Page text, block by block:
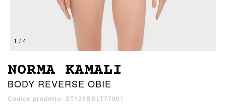
1 / 4
NORMA KAMALI
BODY REVERSE OBIE
Codice prodotto: ST126BDLT77001